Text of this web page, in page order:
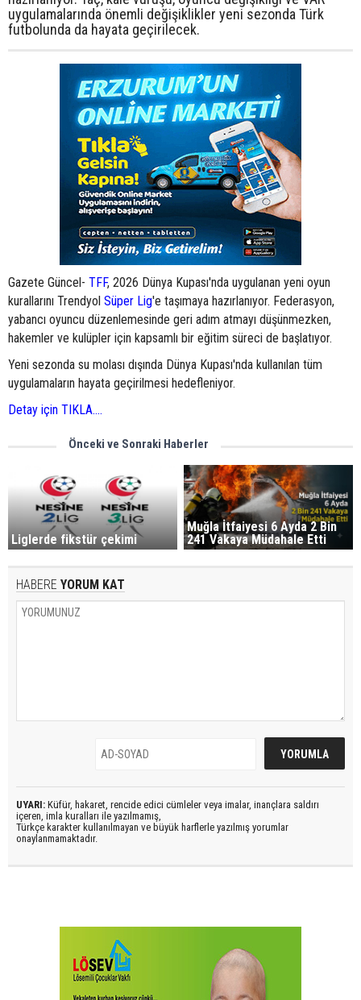
uygulamalarında önemli değişiklikler yeni sezonda Türk
futbolunda da hayata geçirilecek.
Gazete Güncel- TFF, 2026 Dünya Kupası'nda uygulanan yeni oyun
kurallarını Trendyol Süper Lig'e taşımaya hazırlanıyor. Federasyon,
yabancı oyuncu düzenlemesinde geri adım atmayı düşünmezken,
hakemler ve kulüpler için kapsamlı bir eğitim süreci de başlatıyor.
Yeni sezonda su molası dışında Dünya Kupası'nda kullanılan tüm
uygulamaların hayata geçirilmesi hedefleniyor.
Detay için TIKLA....
Önceki ve Sonraki Haberler
Liglerde fikstür çekimi
Muğla İtfaiyesi 6 Ayda 2 Bin
241 Vakaya Müdahale Etti
HABERE YORUM KAT
UYARI: Küfür, hakaret, rencide edici cümleler veya imalar, inançlara saldırı
içeren, imla kuralları ile yazılmamış,
Türkçe karakter kullanılmayan ve büyük harflerle yazılmış yorumlar
onaylanmamaktadır.